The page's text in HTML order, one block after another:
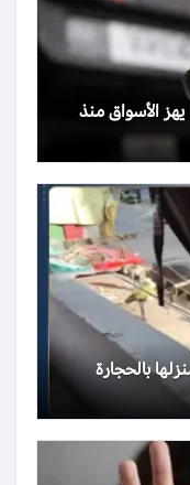
يهز الأسواق منذ
بالحجارة